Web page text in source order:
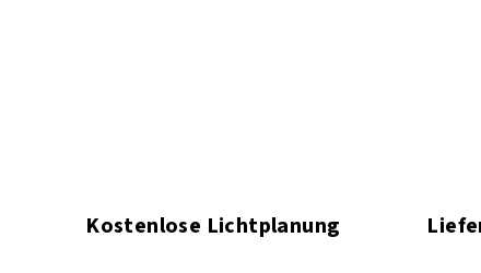
Kostenlose Lichtplanung